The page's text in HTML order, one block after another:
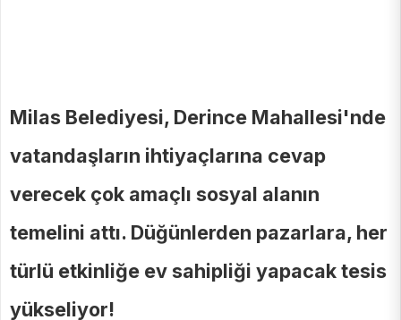
Milas Belediyesi, Derince Mahallesi'nde
vatandaşların ihtiyaçlarına cevap
verecek çok amaçlı sosyal alanın
temelini attı. Düğünlerden pazarlara, her
türlü etkinliğe ev sahipliği yapacak tesis
yükseliyor!